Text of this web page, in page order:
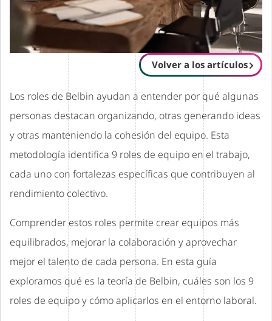
Los roles de Belbin ayudan a entender por qué algunas
personas destacan organizando, otras generando ideas
y otras manteniendo la cohesión del equipo. Esta
metodología identifica 9 roles de equipo en el trabajo,
cada uno con fortalezas específicas que contribuyen al
rendimiento colectivo.
Comprender estos roles permite crear equipos más
equilibrados, mejorar la colaboración y aprovechar
mejor el talento de cada persona. En esta guía
exploramos qué es la teoría de Belbin, cuáles son los 9
roles de equipo y cómo aplicarlos en el entorno laboral.
Volver a los artículos